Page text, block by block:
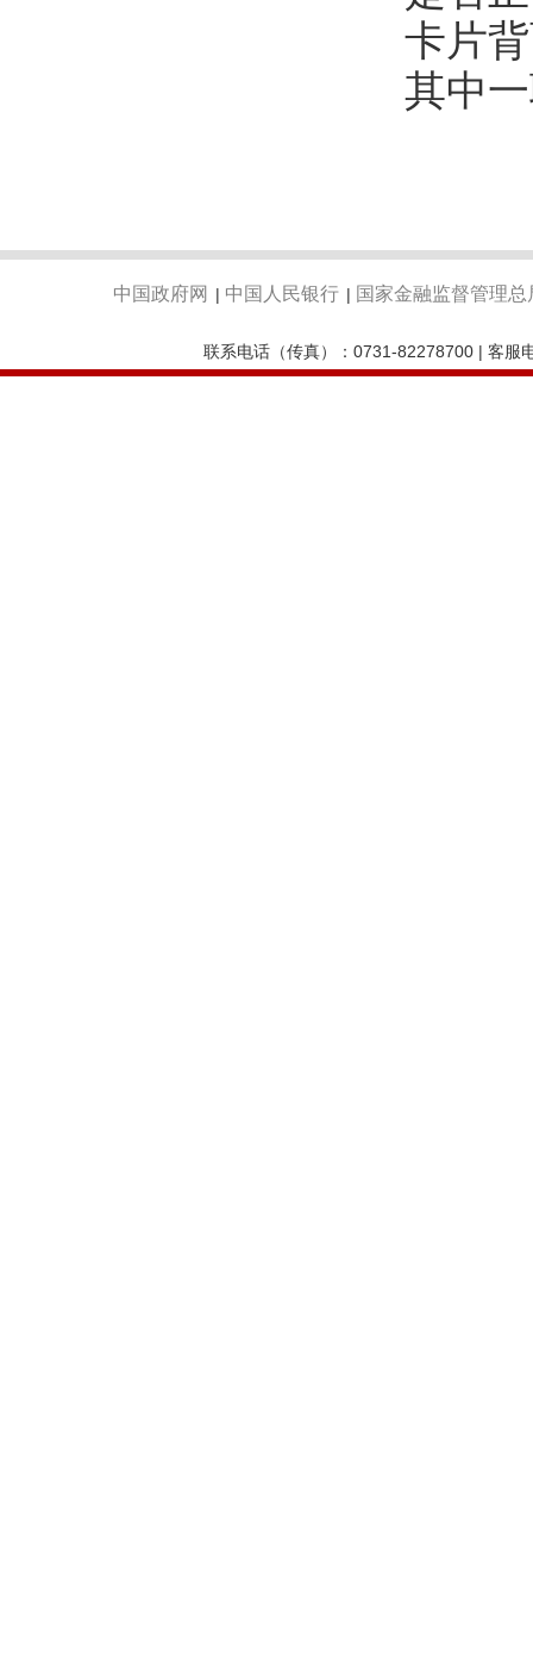
卡片
其中
中国政府网 | 中国人民银行 | 国家金融监督管理总
联系电话（传真）：0731-82278700 | 客服